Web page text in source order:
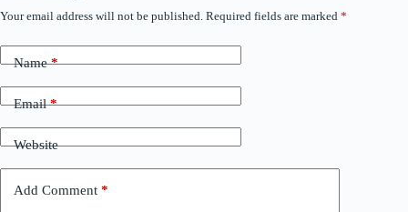
Your email address will not be published. Required fields are marked *
Name*
Email*
Website
Add Comment *